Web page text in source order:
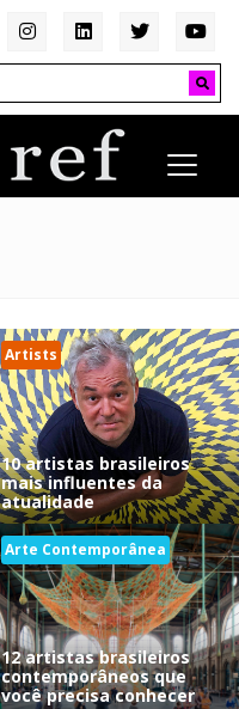
Artists
10 artistas brasileiros
mais influentes da
atualidade
Arte Contemporânea
12 artistas brasileiros
contemporâneos que
você precisa conhecer